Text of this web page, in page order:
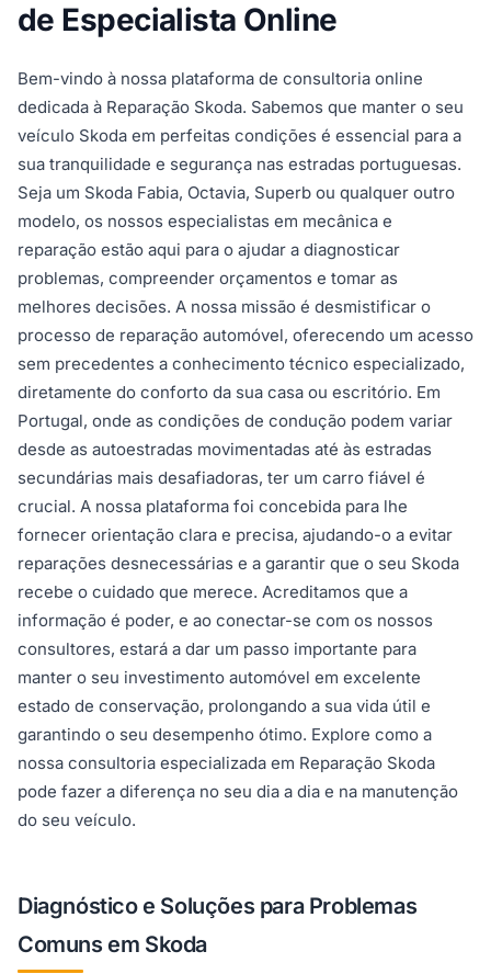
de Especialista Online
Bem-vindo à nossa plataforma de consultoria online
dedicada à Reparação Skoda. Sabemos que manter o seu
veículo Skoda em perfeitas condições é essencial para a
sua tranquilidade e segurança nas estradas portuguesas.
Seja um Skoda Fabia, Octavia, Superb ou qualquer outro
modelo, os nossos especialistas em mecânica e
reparação estão aqui para o ajudar a diagnosticar
problemas, compreender orçamentos e tomar as
melhores decisões. A nossa missão é desmistificar o
processo de reparação automóvel, oferecendo um acesso
sem precedentes a conhecimento técnico especializado,
diretamente do conforto da sua casa ou escritório. Em
Portugal, onde as condições de condução podem variar
desde as autoestradas movimentadas até às estradas
secundárias mais desafiadoras, ter um carro fiável é
crucial. A nossa plataforma foi concebida para lhe
fornecer orientação clara e precisa, ajudando-o a evitar
reparações desnecessárias e a garantir que o seu Skoda
recebe o cuidado que merece. Acreditamos que a
informação é poder, e ao conectar-se com os nossos
consultores, estará a dar um passo importante para
manter o seu investimento automóvel em excelente
estado de conservação, prolongando a sua vida útil e
garantindo o seu desempenho ótimo. Explore como a
nossa consultoria especializada em Reparação Skoda
pode fazer a diferença no seu dia a dia e na manutenção
do seu veículo.
Diagnóstico e Soluções para Problemas
Comuns em Skoda